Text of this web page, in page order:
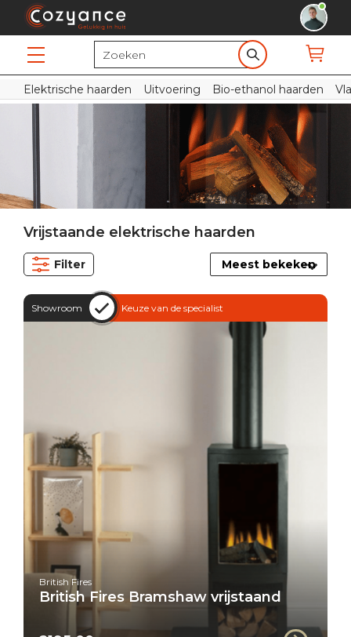
Elektrische haarden Uitvoering Bio-ethanol haarden
Vrijstaande elektrische haarden
Filter
Showroom Keuze van de specialist
British Fires
British Fires Bramshaw vrijstaand